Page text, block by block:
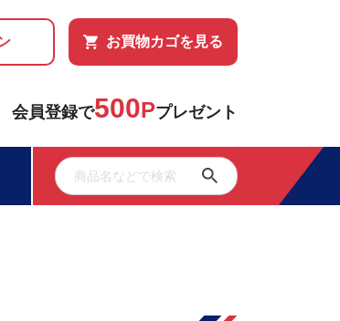
お買物カゴを見る
会員登録で500Pプレゼント